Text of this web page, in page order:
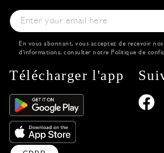
En vous abonnant, vous acceptez de recevoir
d'informations, consulter notre Politique de
Télécharger l'app